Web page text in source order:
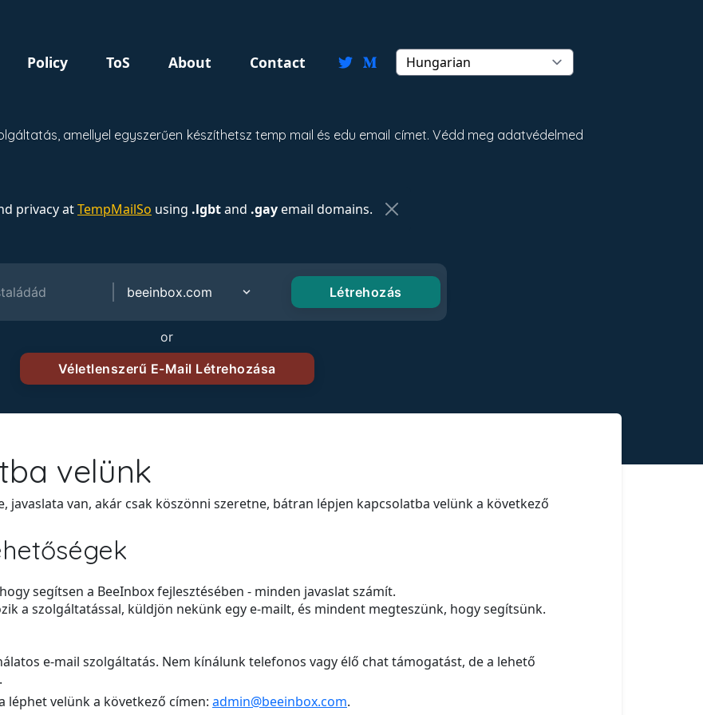
Policy ToS About Contact
amellyel egyszerűen készíthetsz temp mail és edu email címet. Védd meg adatvédelmed
privacy atTempMailSo using .lgbtand .gayemail domains.
or
velünk
javaslata van, akár csak köszönni szeretne, bátran lépjen kapcsolatba velünk a következő
segítsen a BeeInbox fejlesztésében - minden javaslat számít.
a szolgáltatással, küldjön nekünk egy e-mailt, és mindent megteszünk, hogy segítsünk.
e-mail szolgáltatás. Nem kínálunk telefonos vagy élő chat támogatást, de a lehető
léphet velünk a következő címen: admin@beeinbox.com.